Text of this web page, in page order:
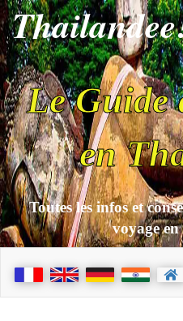
Le Guide
en
Toutes les infos et
voyage